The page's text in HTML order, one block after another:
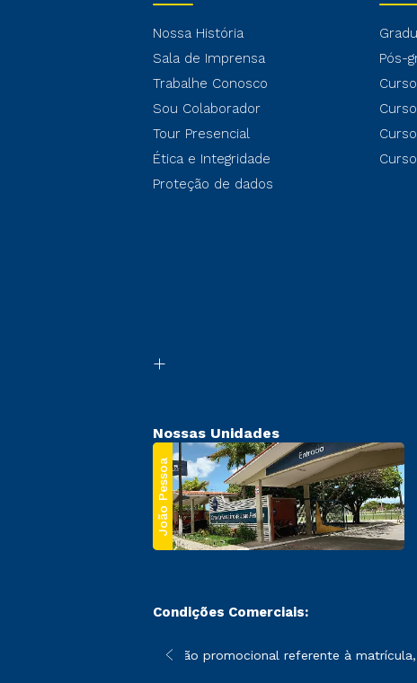
Nossa História
Sala de Imprensa
Trabalhe Conosco
Sou Colaborador
Tour Presencial
Ética e Integridade
Proteção de dados
Pós-
Nossas Unidades
João Pessoa
Condições Comerciais:
sofrer alterações nos períodos de rematrícula conforme
*A condição promocional referente à matrícula,